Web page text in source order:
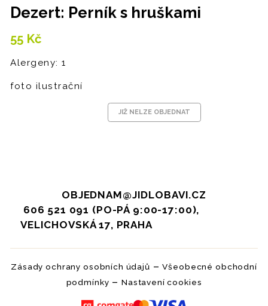
Dezert: Perník s hruškami
55 Kč
Alergeny: 1
foto ilustrační
JIŽ NELZE OBJEDNAT
OBJEDNAM@JIDLOBAVI.CZ
606 521 091 (PO-PÁ 9:00-17:00),
VELICHOVSKÁ 17, PRAHA
Zásady ochrany osobních údajů –Všeobecné obchodní
podmínky – Nastavení cookies